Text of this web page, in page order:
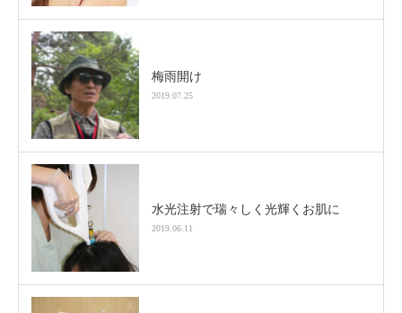
梅雨開け
2019.07.25
水光注射で瑞々しく光輝くお肌に
2019.06.11